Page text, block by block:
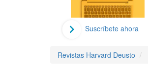
Suscríbete ahora
Revistas Harvard Deusto